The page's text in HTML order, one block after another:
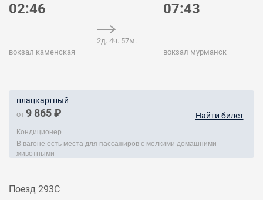
02:46
вокзал каменская
2д. 4ч. 57м.
07:43
вокзал мурманск
плацкартный
от 9 865 ₽ Найти билет
Кондиционер
В вагоне есть места для пассажиров с мелкими домашними
животными
Поезд 293С